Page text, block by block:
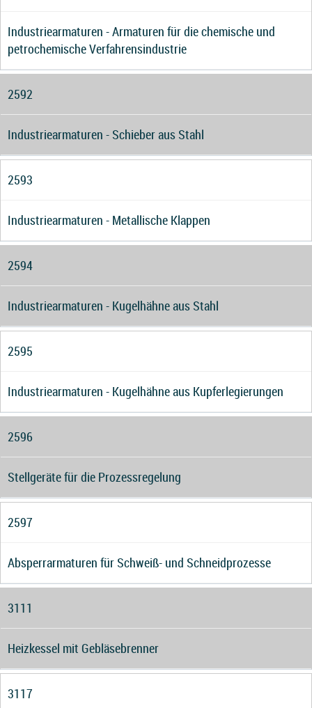
Industriearmaturen - Armaturen für die chemische und
petrochemische Verfahrensindustrie
2592
Industriearmaturen - Schieber aus Stahl
2593
Industriearmaturen - Metallische Klappen
2594
Industriearmaturen - Kugelhähne aus Stahl
2595
Industriearmaturen - Kugelhähne aus Kupferlegierungen
2596
Stellgeräte für die Prozessregelung
2597
Absperrarmaturen für Schweiß- und Schneidprozesse
3111
Heizkessel mit Gebläsebrenner
3117